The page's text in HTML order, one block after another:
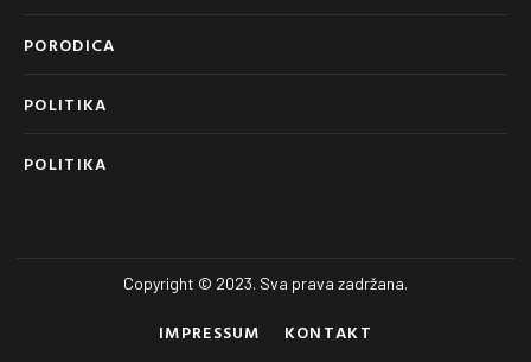
PORODICA
POLITIKA
POLITIKA
Copyright © 2023. Sva prava zadržana.
IMPRESSUM KONTAKT